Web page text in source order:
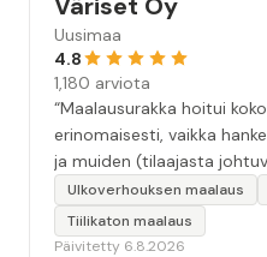
Uusimaa
4.8
1,180 arviota
“Maalausurakka hoitui
erinomaisesti, vaikka
ja muiden (tilaajasta
keskeyttämään n. 3
hyvä, yhteydenpito
huolellisesti. Suosittelen.
Ulkoverhouksen maalaus
Tiilikaton maalaus
Päivitetty 6.8.2026